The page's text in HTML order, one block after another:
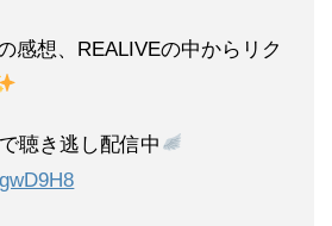
感想、REALIVEの中からリク
聴き逃し配信中